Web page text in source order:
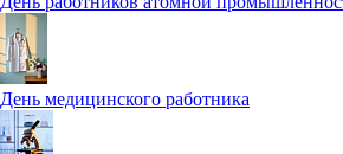
День медицинского работника